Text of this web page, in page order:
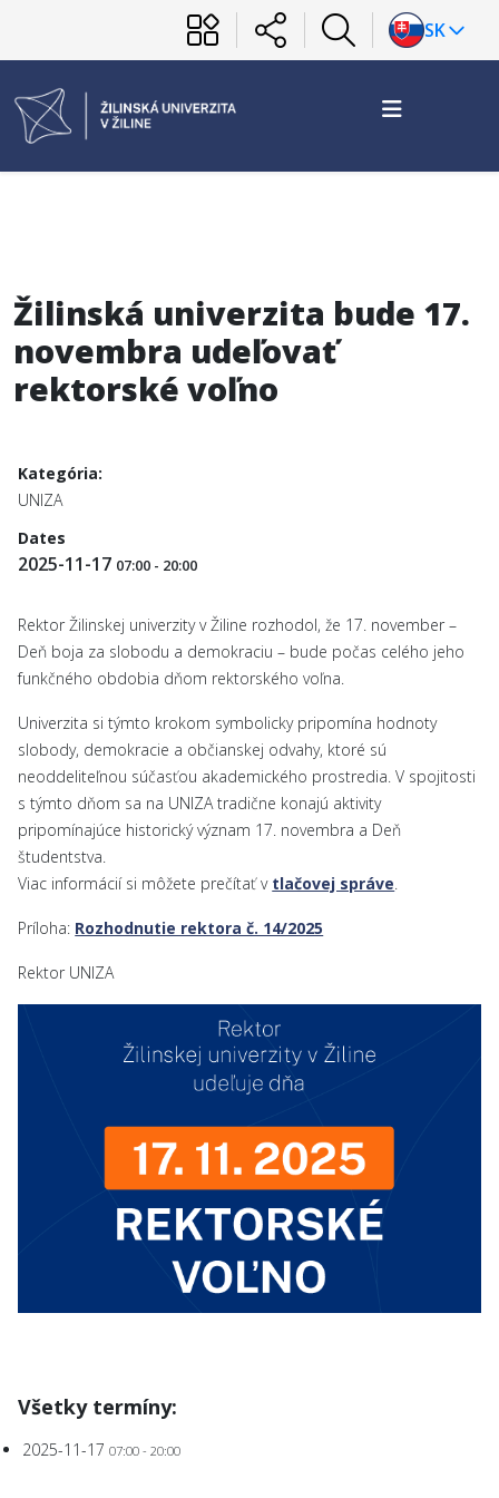
SK
Žilinská univerzita bude 17.
novembra udeľovať
rektorské voľno
Kategória:
UNIZA
Dates
2025-11-17 07:00 - 20:00
Rektor Žilinskej univerzity v Žiline rozhodol, že 17. november –
Deň boja za slobodu a demokraciu – bude počas celého jeho
funkčného obdobia dňom rektorského voľna.
Univerzita si týmto krokom symbolicky pripomína hodnoty
slobody, demokracie a občianskej odvahy, ktoré sú
neoddeliteľnou súčasťou akademického prostredia. V spojitosti
s týmto dňom sa na UNIZA tradične konajú aktivity
pripomínajúce historický význam 17. novembra a Deň
študentstva.
Viac informácií si môžete prečítať v tlačovej správe.
Príloha: Rozhodnutie rektora č. 14/2025
Rektor UNIZA
Všetky termíny:
2025-11-17 07:00 - 20:00